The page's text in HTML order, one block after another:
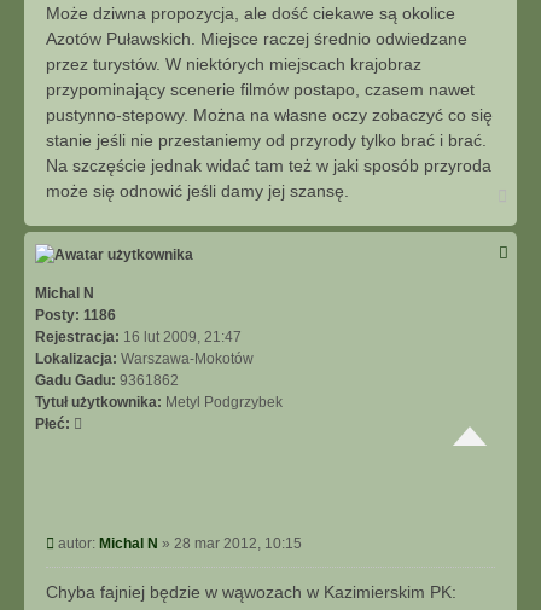
m
Może dziwna propozycja, ale dość ciekawe są okolice
Azotów Puławskich. Miejsce raczej średnio odwiedzane
przez turystów. W niektórych miejscach krajobraz
przypominający scenerie filmów postapo, czasem nawet
pustynno-stepowy. Można na własne oczy zobaczyć co się
stanie jeśli nie przestaniemy od przyrody tylko brać i brać.
Na szczęście jednak widać tam też w jaki sposób przyroda
może się odnowić jeśli damy jej szansę.
g
ó
Michal N
Posty: 1186
Rejestracja: 16 lut 2009, 21:47
Lokalizacja: Warszawa-Mokotów
Gadu Gadu: 9361862
Tytuł użytkownika: Metyl Podgrzybek
Płeć:
P
o
s
autor: Michal N » 28 mar 2012, 10:15
Chyba fajniej będzie w wąwozach w Kazimierskim PK: